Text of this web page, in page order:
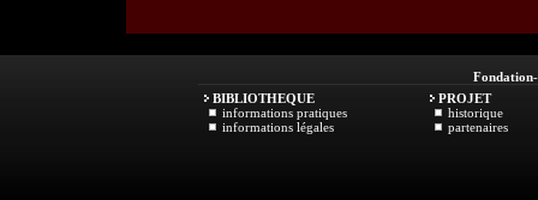
Fondation
BIBLIOTHEQUE
informations pratiques
informations légales
PROJET
historique
partenaires